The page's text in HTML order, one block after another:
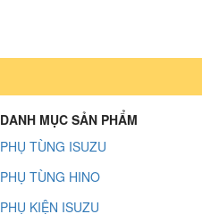
DANH MỤC SẢN PHẨM
PHỤ TÙNG ISUZU
PHỤ TÙNG HINO
PHỤ KIỆN ISUZU